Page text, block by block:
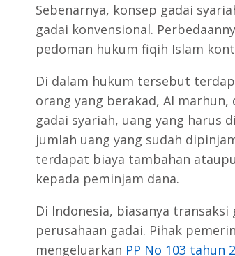
Sebenarnya, konsep gadai
gadai konvensional.
pedoman hukum fiqih Islam
Di dalam hukum tersebut
orang yang berakad, Al
gadai syariah, uang yang harus
jumlah uang yang sudah
terdapat biaya tambahan
kepada peminjam dana.
Di Indonesia, biasanya
perusahaan gadai. Pihak
mengeluarkan PP No 103 tahun